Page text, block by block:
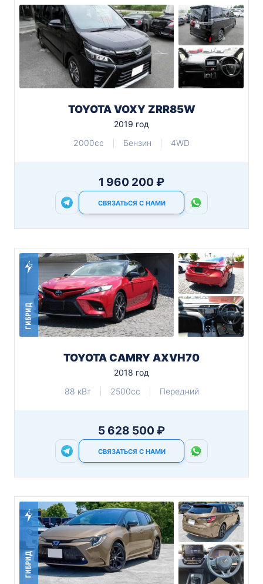
TOYOTA VOXY ZRR85W
2019 год
2000cc
Бензин 4WD
1 960 200 ₽
СВЯЗАТЬСЯ С НАМИ
ГИБРИД
TOYOTA CAMRY AXVH70
2018 год
88 кВт
2500cc Передний
5 628 500 ₽
СВЯЗАТЬСЯ С НАМИ
ГИБРИД